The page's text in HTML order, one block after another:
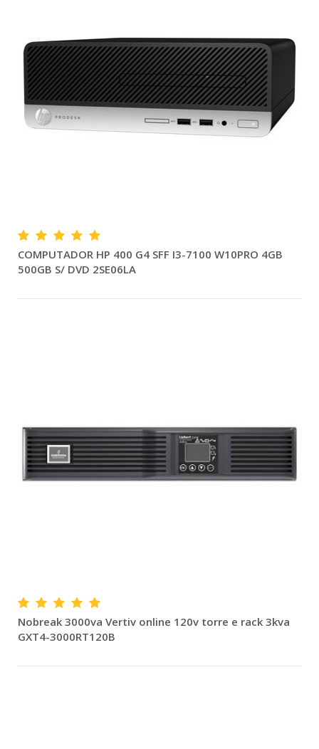
COMPUTADOR HP 400 G4 SFF I3-7100 W10PRO 4GB
500GB S/ DVD 2SE06LA
Nobreak 3000va Vertiv online 120v torre e rack 3kva
GXT4-3000RT120B